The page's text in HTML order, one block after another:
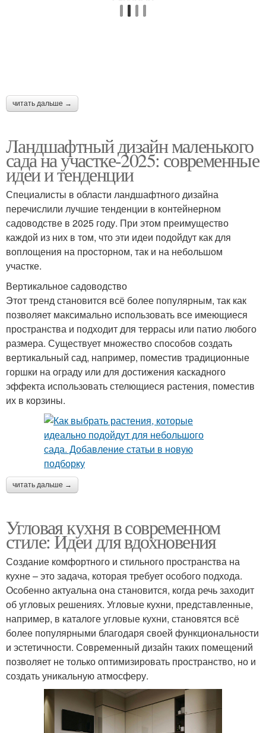
читать дальше →
Ландшафтный дизайн маленького
сада на участке-2025: современные
идеи и тенденции
Специалисты в области ландшафтного дизайна
перечислили лучшие тенденции в контейнерном
садоводстве в 2025 году. При этом преимущество
каждой из них в том, что эти идеи подойдут как для
воплощения на просторном, так и на небольшом
участке.
Вертикальное садоводство
Этот тренд становится всё более популярным, так как
позволяет максимально использовать все имеющиеся
пространства и подходит для террасы или патио любого
размера. Существует множество способов создать
вертикальный сад, например, поместив традиционные
горшки на ограду или для достижения каскадного
эффекта использовать стелющиеся растения, поместив
их в корзины.
читать дальше →
Угловая кухня в современном
стиле: Идеи для вдохновения
Создание комфортного и стильного пространства на
кухне – это задача, которая требует особого подхода.
Особенно актуальна она становится, когда речь заходит
об угловых решениях. Угловые кухни, представленные,
например, в каталоге угловые кухни, становятся всё
более популярными благодаря своей функциональности
и эстетичности. Современный дизайн таких помещений
позволяет не только оптимизировать пространство, но и
создать уникальную атмосферу.